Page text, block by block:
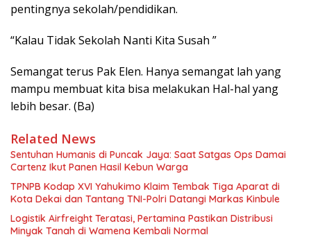
pentingnya sekolah/pendidikan.
“Kalau Tidak Sekolah Nanti Kita Susah ”
Semangat terus Pak Elen. Hanya semangat lah yang
mampu membuat kita bisa melakukan Hal-hal yang
lebih besar. (Ba)
Related News
Sentuhan Humanis di Puncak Jaya: Saat Satgas Ops Damai
Cartenz Ikut Panen Hasil Kebun Warga
TPNPB Kodap XVI Yahukimo Klaim Tembak Tiga Aparat di
Kota Dekai dan Tantang TNI-Polri Datangi Markas Kinbule
Logistik Airfreight Teratasi, Pertamina Pastikan Distribusi
Minyak Tanah di Wamena Kembali Normal